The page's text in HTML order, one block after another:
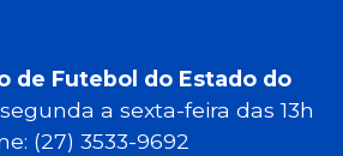
de Futebol do Estado do
segunda a sexta-feira das 13h
(27) 3533-9692